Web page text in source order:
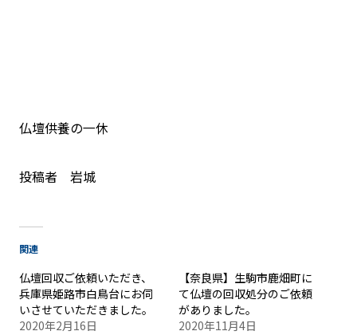
仏壇供養の一休
投稿者 岩城
関連
仏壇回収ご依頼いただき、
兵庫県姫路市白鳥台にお伺
いさせていただきました。
2020年2月16日
【奈良県】生駒市鹿畑町に
て仏壇の回収処分のご依頼
がありました。
2020年11月4日